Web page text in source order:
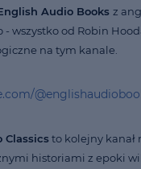
Audio Books z
wszystko od Robin
na tym kanale.
Classicsto kolejny kanał
historiami z epoki